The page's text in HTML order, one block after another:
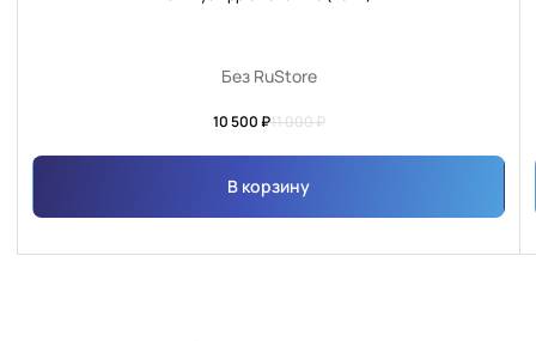
Без RuStore
10 500 ₽11 000 ₽
В корзину